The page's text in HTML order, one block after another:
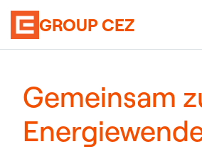
GROUP CEZ
Gemeinsam